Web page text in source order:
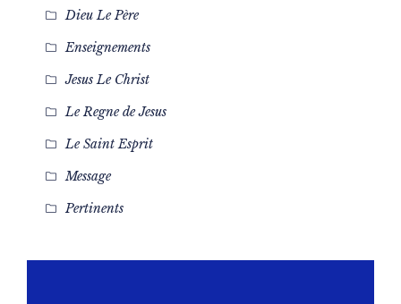
Dieu Le Père
Enseignements
Jesus Le Christ
Le Regne de Jesus
Le Saint Esprit
Message
Pertinents